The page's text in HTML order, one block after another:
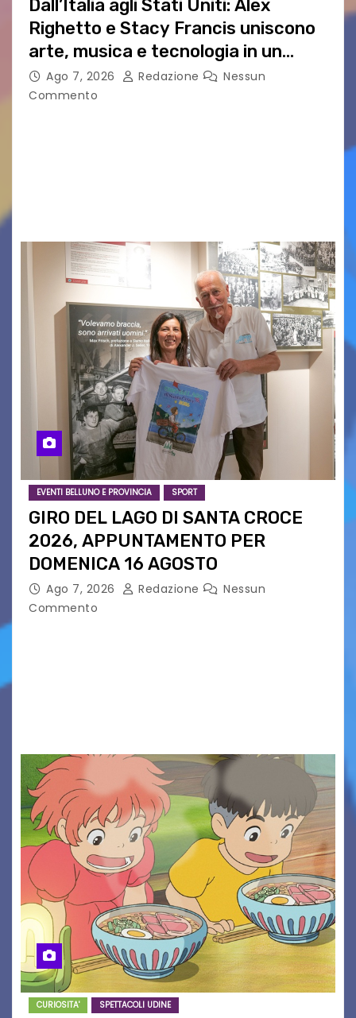
Dall’Italia agli Stati Uniti: Alex
Righetto e Stacy Francis uniscono
arte, musica e tecnologia in un
nuovo progetto internazionale”
Ago 7, 2026 Redazione
Nessun
Commento
EVENTI BELLUNO E PROVINCIA SPORT
GIRO DEL LAGO DI SANTA CROCE
2026, APPUNTAMENTO PER
DOMENICA 16 AGOSTO
Ago 7, 2026 Redazione
Nessun
Commento
CURIOSITA' SPETTACOLI UDINE